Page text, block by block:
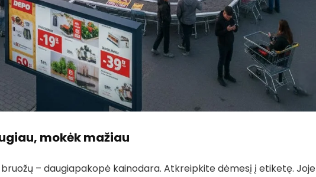
mokėk mažiau
– daugiapakopė kainodara. Atkreipkite dėmesį į etiketę. Joje